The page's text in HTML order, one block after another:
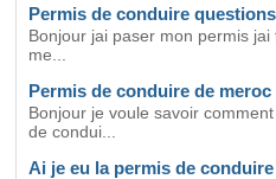
Permis de conduire questions
Bonjour jai paser mon permis
me...
Permis de conduire de meroc
Bonjour je voule savoir
de condui...
Ai je eu la permis de conduire